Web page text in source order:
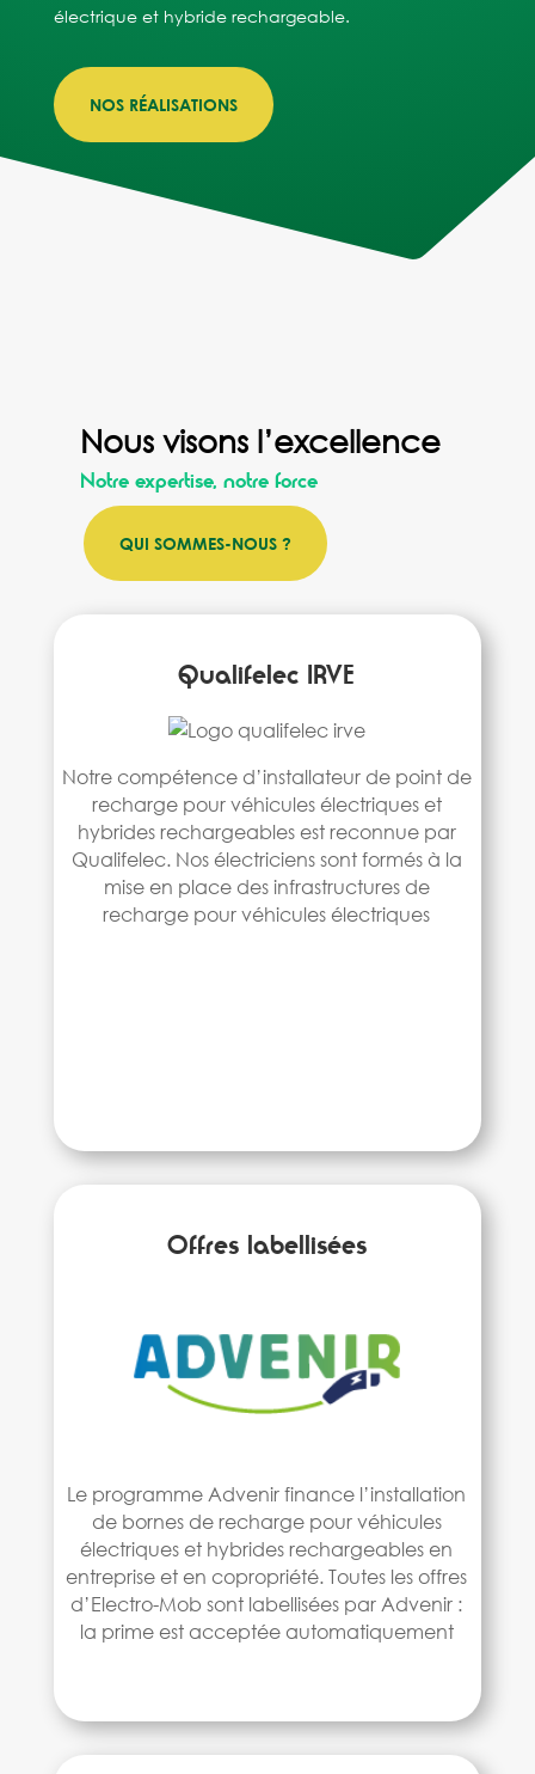
électrique et hybride rechargeable.
NOS RÉALISATIONS
Nous visons l’excellence
Notre expertise, notre force
QUI SOMMES-NOUS ?
Qualifelec IRVE
Notre compétence d’installateur de point de
recharge pour véhicules électriques et
hybrides rechargeables est reconnue par
Qualifelec. Nos électriciens sont formés à la
mise en place des infrastructures de
recharge pour véhicules électriques
Offres labellisées
Le programme Advenir finance l’installation
de bornes de recharge pour véhicules
électriques et hybrides rechargeables en
entreprise et en copropriété. Toutes les offres
d’Electro-Mob sont labellisées par Advenir :
la prime est acceptée automatiquement